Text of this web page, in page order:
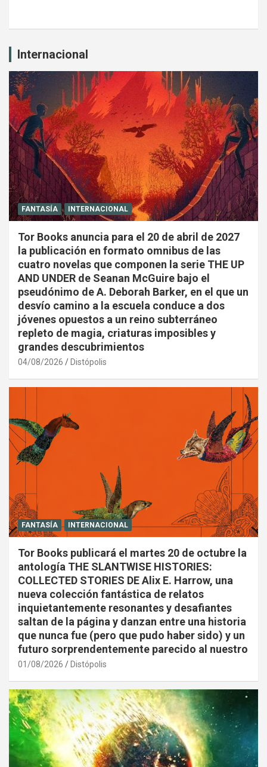
Internacional
FANTASÍA INTERNACIONAL
Tor Books anuncia para el 20 de abril de 2027
la publicación en formato omnibus de las
cuatro novelas que componen la serie THE UP
AND UNDER de Seanan McGuire bajo el
pseudónimo de A. Deborah Barker, en el que un
desvío camino a la escuela conduce a dos
jóvenes opuestos a un reino subterráneo
repleto de magia, criaturas imposibles y
grandes descubrimientos
04/08/2026 Distópolis
FANTASÍA INTERNACIONAL
Tor Books publicará el martes 20 de octubre la
antología THE SLANTWISE HISTORIES:
COLLECTED STORIES DE Alix E. Harrow, una
nueva colección fantástica de relatos
inquietantemente resonantes y desafiantes
saltan de la página y danzan entre una historia
que nunca fue (pero que pudo haber sido) y un
futuro sorprendentemente parecido al nuestro
01/08/2026 Distópolis